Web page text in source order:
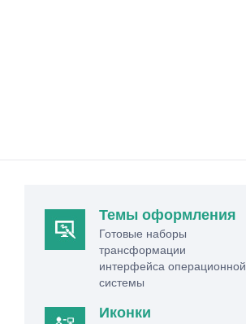
Темы оформления
Готовые наборы
трансформации
интерфейса операционной
системы
Иконки